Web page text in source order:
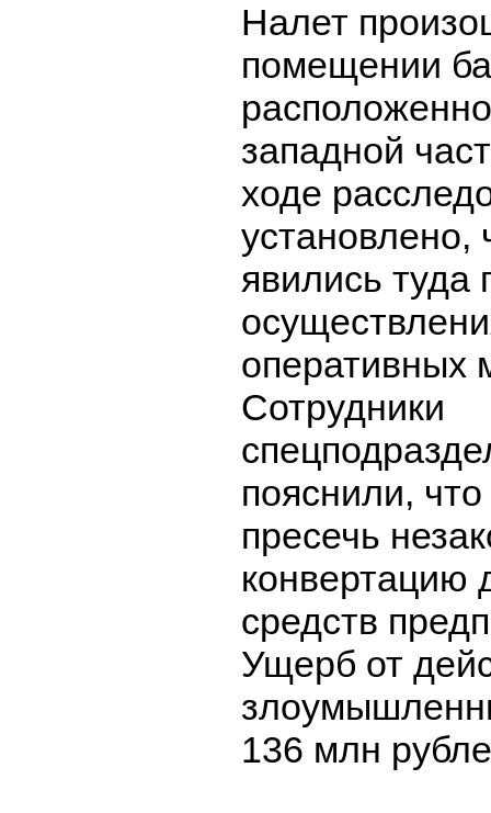
Налет
помещении
западной
ходе
установлено,
явились туда
оперативных
Сотрудники
пояснили,
пресечь
конвертацию
средств
Ущерб от
136 млн